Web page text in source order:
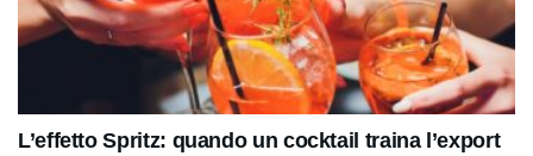
L’effetto Spritz: quando un cocktail traina l’export